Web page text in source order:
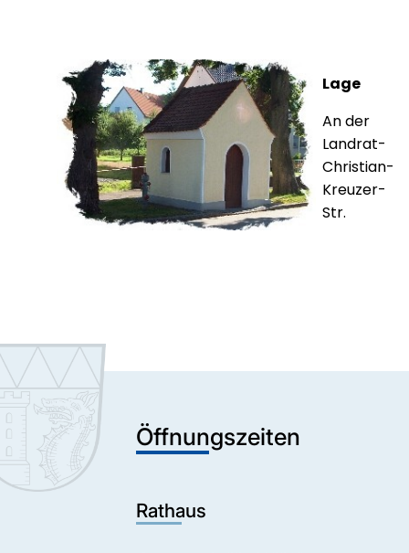
Lage
An der
Landrat-
Christian-
Kreuzer-
Str.
Öffnungszeiten
Rathaus